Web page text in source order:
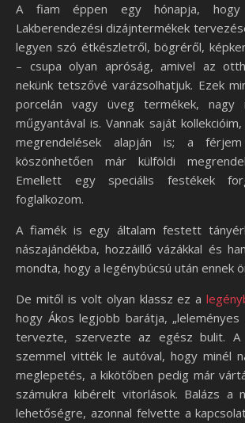
A fiam éppen egy hónapja, hogy boldog házas.
Lakberendezési dizájntermékek
legyen szó étkészletről, bögréről,
– csupa olyan apróság, amivel az
nekünk tetszővé varázsolhatjuk. Ezek
porcelán vagy üveg termékek, nagy
műgyantával is. Vannak saját
megrendelések alapján is; a férjem
köszönhetően már külföldi
Emellett egy speciális festékek
foglalkozom.
A fiamék is egy általam festett
nászajándékba, hozzáillő vázákkal és
mondta, hogy a legénybúcsú után ennek
De mitől is volt olyan klassz ez a
hogy Ákos legjobb barátja, „leleményes
tervezte, szervezte az egész bulit.
szemmel vitték le autóval, hogy minél
meglepetés, a kikötőben pedig már
számukra kibérelt vitorlások. Balázs a
lehetőségre, azonnal felvette a